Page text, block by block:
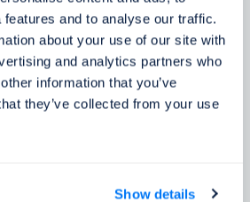
and to analyse our traffic.
about your use of our site with
and analytics partners who
information that you’ve
they’ve collected from your use
Show details
zákazníků
našem prověření říkají lidé